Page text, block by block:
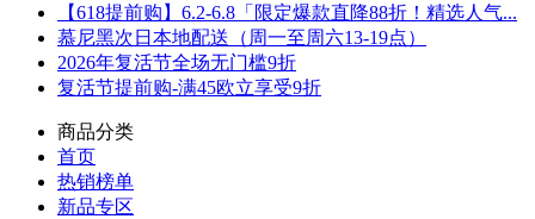
【618提前购】6.2-6.8「限定爆款直降88折！精选人气...
慕尼黑次日本地配送（周一至周六13-19点）
2026年复活节全场无门槛9折
复活节提前购-满45欧立享受9折
商品分类
首页
热销榜单
新品专区